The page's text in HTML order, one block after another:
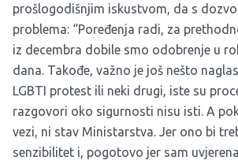
prošlogodišnjim iskustvom, da s
problema: “Poređenja radi, za
iz decembra dobile smo odobrenje u
dana. Takođe, važno je još nešto
LGBTI protest ili neki drugi, iste su
razgovori oko sigurnosti nisu isti. A
vezi, ni stav Ministarstva. Jer ono bi
senzibilitet i, pogotovo jer sam